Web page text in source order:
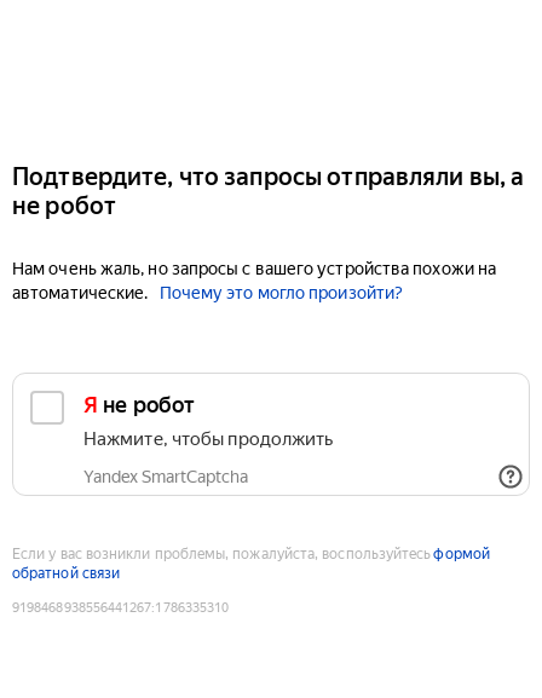
Подтвердите, что запросы отправляли вы, а
не робот
Нам очень жаль, но запросы с вашего устройства похожи на
автоматические.
Почему это могло произойти?
Я не робот
Нажмите, чтобы продолжить
Yandex SmartCaptcha
Если у вас возникли проблемы, пожалуйста, воспользуйтесьформой
обратной связи
9198468938556441267:1786335310